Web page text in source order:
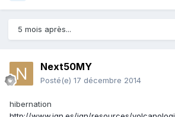
5 mois après...
Next50MY
Posté(e) 17 décembre 2014
hibernation